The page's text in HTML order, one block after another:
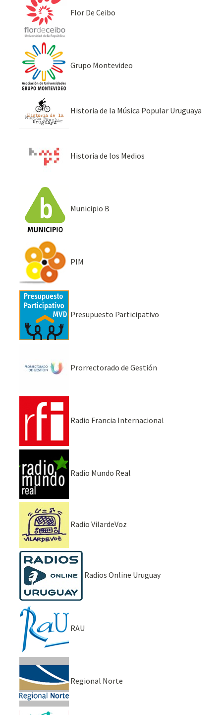
Flor De Ceibo
Grupo Montevideo
Historia de la Música Popular Uruguaya
Historia de los Medios
Municipio B
PIM
Presupuesto Participativo
Prorrectorado de Gestión
Radio Francia Internacional
Radio Mundo Real
Radio VilardeVoz
Radios Online Uruguay
RAU
Regional Norte